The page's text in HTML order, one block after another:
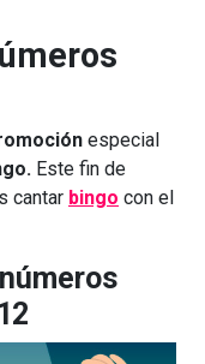
especial
Este fin de
cantar bingo con el